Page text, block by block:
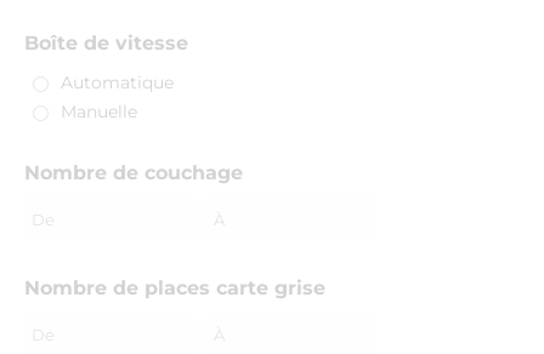
PAVILLON
LIT SUR SOUTE GARAGE
LIT TOIT RELEVABLE
LIT TRANSVERSAL + LIT DE
SALON ARRIERE + LIT DE
Boîte de vitesse
Automatique
Manuelle
Nombre de couchage
Nombre de places carte grise